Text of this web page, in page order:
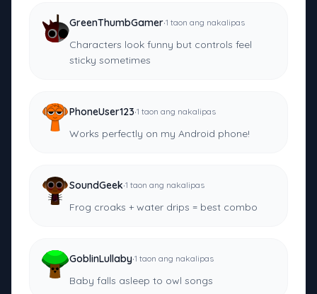
GreenThumbGamer·1 taon ang nakalipas
Characters look funny but controls feel
sticky sometimes
PhoneUser123·1 taon ang nakalipas
Works perfectly on my Android phone!
SoundGeek·1 taon ang nakalipas
Frog croaks + water drips = best combo
GoblinLullaby·1 taon ang nakalipas
Baby falls asleep to owl songs